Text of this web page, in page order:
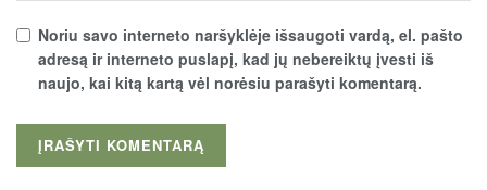
Noriu savo interneto naršyklėje išsaugoti vardą, el. pašto
adresą ir interneto puslapį, kad jų nebereiktų įvesti iš
naujo, kai kitą kartą vėl norėsiu parašyti komentarą.